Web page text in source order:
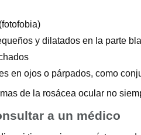
y dilatados en la parte
en ojos o párpados, como
de la rosácea ocular no
a un médico